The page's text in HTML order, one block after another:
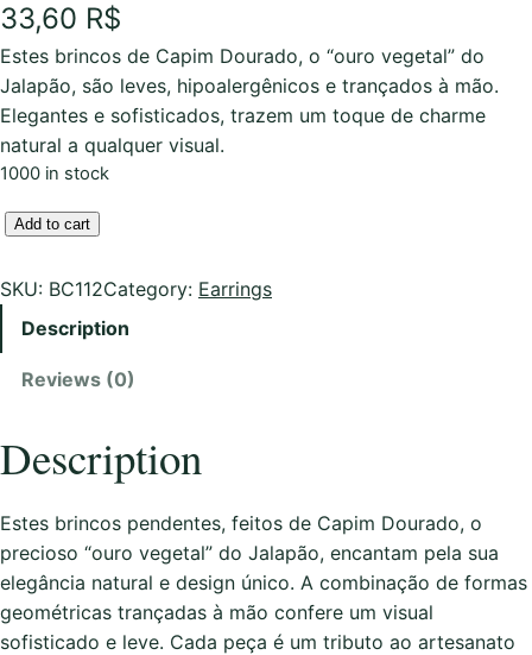
33,60 R$
Estes brincos de Capim Dourado, o “ouro vegetal” do
Jalapão, são leves, hipoalergênicos e trançados à mão.
Elegantes e sofisticados, trazem um toque de charme
natural a qualquer visual.
1000 in stock
i
a
p
i
m
D
Add to cart
SKU: BC112Category: Earrings
Description
Reviews (0)
Description
Estes brincos pendentes, feitos de Capim Dourado, o
precioso “ouro vegetal” do Jalapão, encantam pela sua
elegância natural e design único. A combinação de formas
geométricas trançadas à mão confere um visual
sofisticado e leve. Cada peça é um tributo ao artesanato